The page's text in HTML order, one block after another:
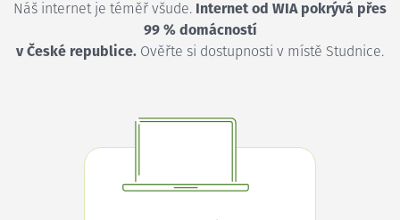
Náš internet je téměř všude. Internet od WIA pokrývá přes
99 % domácností
v České republice. Ověřte si dostupnosti v místě Studnice.